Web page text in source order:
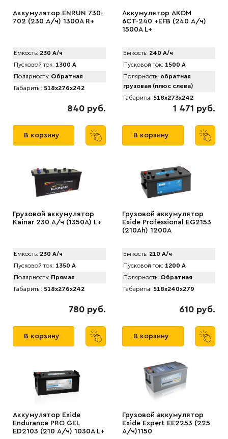
Аккумулятор ENRUN 730-
702 (230 А/ч) 1300A R+
Емкость: 230 А/ч
Пусковой ток: 1300 А
Полярность: Обратная
Габариты: 518x276x242
840 руб.
В корзину
Аккумулятор AKOM
6СТ-240 +EFB (240 А/ч)
1500A L+
Емкость: 240 А/ч
Пусковой ток: 1500 А
Полярность: обратная
грузовая (плюс слева)
Габариты: 518x273x242
1 471 руб.
В корзину
Грузовой аккумулятор
Kainar 230 А/ч (1350A) L+
Емкость: 230 А/ч
Пусковой ток: 1350 А
Полярность: Прямая
Габариты: 518x276x242
780 руб.
В корзину
Грузовой аккумулятор
Exide Professional EG2153
(210Ah) 1200A
Емкость: 210 А/ч
Пусковой ток: 1200 А
Полярность: Обратная
Габариты: 518x240x279
610 руб.
В корзину
Аккумулятор Exide
Endurance PRO GEL
ED2103 (210 А/ч) 1030A L+
Грузовой аккумулятор
Exide Expert EE2253 (225
А/ч)1150